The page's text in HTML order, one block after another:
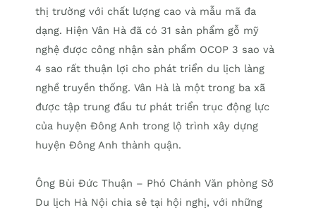
thị trường với chất lượng cao và mẫu mã đa
dạng. Hiện Vân Hà đã có 31 sản phẩm gỗ mỹ
nghệ được công nhận sản phẩm OCOP 3 sao và
4 sao rất thuận lợi cho phát triển du lịch làng
nghề truyền thống. Vân Hà là một trong ba xã
được tập trung đầu tư phát triển trục động lực
của huyện Đông Anh trong lộ trình xây dựng
huyện Đông Anh thành quận.
Ông Bùi Đức Thuận – Phó Chánh Văn phòng Sở
Du lịch Hà Nội chia sẻ tại hội nghị, với những